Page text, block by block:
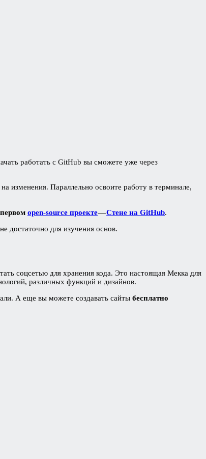
работать с GitHub вы сможете уже через
изменения. Параллельно освоите работу в терминале,
open-source проекте—Стене на GitHub.
достаточно для изучения основ.
соцсетью для хранения кода. Это настоящая Мекка для
различных функций и дизайнов.
А еще вы можете создавать сайты бесплатно